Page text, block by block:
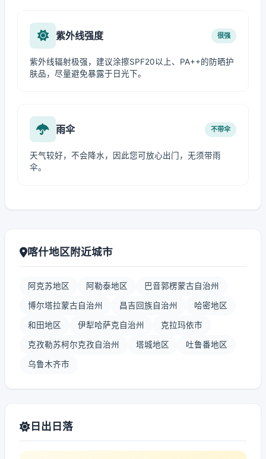
紫外线强度 很强
紫外线辐射极强，建议涂擦SPF20以上、PA++的防晒护
肤品，尽量避免暴露于日光下。
雨伞 不带伞
天气较好，不会降水，因此您可放心出门，无须带雨
伞。
喀什地区附近城市
阿克苏地区 阿勒泰地区 巴音郭楞蒙古自治州
博尔塔拉蒙古自治州 昌吉回族自治州 哈密地区
和田地区 伊犁哈萨克自治州 克拉玛依市
克孜勒苏柯尔克孜自治州 塔城地区 吐鲁番地区
乌鲁木齐市
日出日落